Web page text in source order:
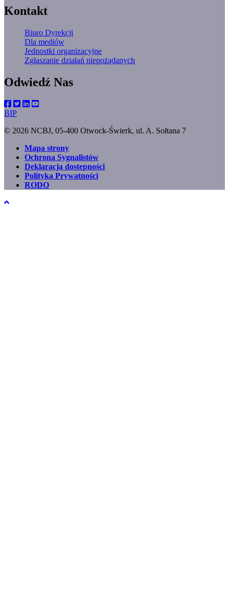
Kontakt
Biuro Dyrekcji
Dla mediów
Jednostki organizacyjne
Zgłaszanie działań niepożądanych
Odwiedź Nas
BIP
© 2026 NCBJ, 05-400 Otwock-Świerk, ul. A. Sołtana 7
Footer
menu
Mapa strony
Ochrona Sygnalistów
Deklaracja dostępności
Polityka Prywatności
RODO